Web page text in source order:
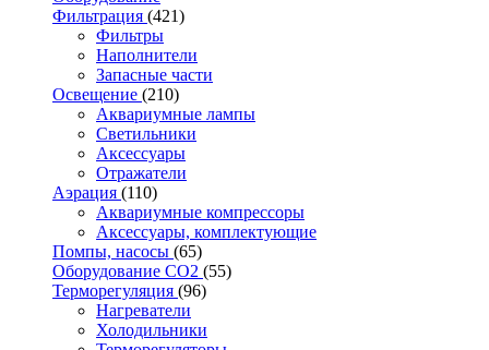
Фильтрация (421)
Фильтры
Наполнители
Запасные части
Освещение (210)
Аквариумные лампы
Светильники
Аксессуары
Отражатели
Аэрация (110)
Аквариумные компрессоры
Аксессуары, комплектующие
Помпы, насосы (65)
Оборудование CO2 (55)
Терморегуляция (96)
Нагреватели
Холодильники